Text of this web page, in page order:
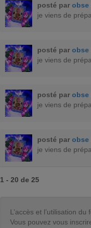
posté par obse
je viens de
posté par obse
je viens de
posté par obse
je viens de
posté par obse
je viens de
1 - 20 de 25
L’accès et l’utilisation
Vous pouvez vous